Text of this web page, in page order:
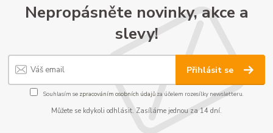
Nepropásněte novinky, akce a
slevy!
Přihlásit se
Souhlasím se zpracováním osobních údajůza účelem rozesílky newsletteru.
Můžete se kdykoli odhlásit. Zasíláme jednou za 14 dní.